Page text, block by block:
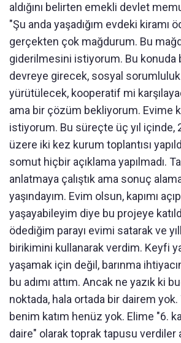
aldığını belirten emekli devlet
"Şu anda yaşadığım evdeki kiramı
gerçekten çok mağdurum. Bu
giderilmesini istiyorum. Bu konuda
devreye girecek, sosyal
yürütülecek, kooperatif mi
ama bir çözüm bekliyorum. Evime
istiyorum. Bu süreçte üç yıl içinde,
üzere iki kez kurum toplantısı
somut hiçbir açıklama yapılmadı.
anlatmaya çalıştık ama sonuç
yaşındayım. Evim olsun, kapımı
yaşayabileyim diye bu projeye
ödediğim parayı evimi satarak ve
birikimini kullanarak verdim. Keyfi
yaşamak için değil, barınma
bu adımı attım. Ancak ne yazık ki
noktada, hala ortada bir dairem
benim katım henüz yok. Elime "6.
daire" olarak toprak tapusu verdiler